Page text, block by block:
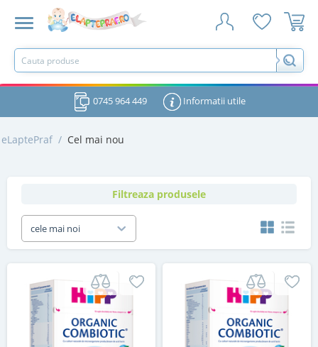
0745 964 449 Informatii utile
eLaptePraf / Cel mai nou
Filtreaza produsele
cele mai noi